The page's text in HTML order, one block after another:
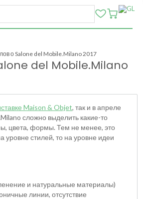
о Salone del Mobile.Milano 2017
del Mobile.Milano
Maison & Objet, так и в апреле
сложно выделить какие-то
цвета, формы. Тем не менее, это
уровне стилей, то на уровне идеи
и натуральные материалы)
линии, отсутствие